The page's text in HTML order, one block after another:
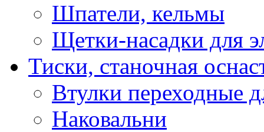
Шпатели, кельмы
Щетки-насадки для
Тиски, станочная
Втулки переходные
Наковальни